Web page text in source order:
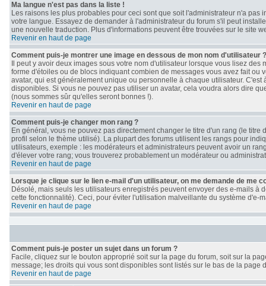
Ma langue n'est pas dans la liste !
Les raisons les plus probables pour ceci sont que soit l'administrateur n'a
votre langue. Essayez de demander à l'administrateur du forum s'il peut
une nouvelle traduction. Plus d'informations peuvent être trouvées sur le site
Revenir en haut de page
Comment puis-je montrer une image en dessous de mon nom d'utilisateur ?
Il peut y avoir deux images sous votre nom d'utilisateur lorsque vous lisez
forme d'étoiles ou de blocs indiquant combien de messages vous avez fait
avatar, qui est généralement unique ou personnelle à chaque utilisateur.
disponibles. Si vous ne pouvez pas utiliser un avatar, cela voudra alors dire
(nous sommes sûr qu'elles seront bonnes !).
Revenir en haut de page
Comment puis-je changer mon rang ?
En général, vous ne pouvez pas directement changer le titre d'un rang (le
profil selon le thème utilisé). La plupart des forums utilisent les rangs pour
utilisateurs, exemple : les modérateurs et administrateurs peuvent avoir un
d'élever votre rang; vous trouverez probablement un modérateur ou
Revenir en haut de page
Lorsque je clique sur le lien e-mail d'un utilisateur, on me demande de me
Désolé, mais seuls les utilisateurs enregistrés peuvent envoyer des e-mails
cette fonctionnalité). Ceci, pour éviter l'utilisation malveillante du système d'e-
Revenir en haut de page
Comment puis-je poster un sujet dans un forum ?
Facile, cliquez sur le bouton approprié soit sur la page du forum, soit sur la
message; les droits qui vous sont disponibles sont listés sur le bas de la page
Revenir en haut de page